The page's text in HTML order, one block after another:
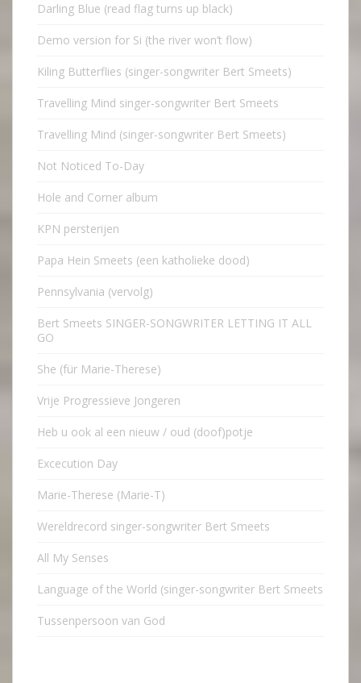
Darling Blue (read flag turns up black)
Demo version for Si (the river won’t flow)
Kiling Butterflies (singer-songwriter Bert Smeets)
Travelling Mind singer-songwriter Bert Smeets
Travelling Mind (singer-songwriter Bert Smeets)
Not Noticed To-Day
Hole and Corner album
KPN persterijen
Papa Hein Smeets (een katholieke dood)
Pennsylvania (vervolg)
Bert Smeets SINGER-SONGWRITER LETTING IT ALL
GO
She (für Marie-Therese)
Vrije Progressieve Jongeren
Heb u ook al een nieuw / oud (doof)potje
Excecution Day
Marie-Therese (Marie-T)
Wereldrecord singer-songwriter Bert Smeets
All My Senses
Language of the World (singer-songwriter Bert Smeets
Tussenpersoon van God